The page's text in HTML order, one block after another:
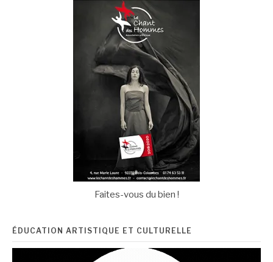
Faites-vous du bien !
ÉDUCATION ARTISTIQUE ET CULTURELLE